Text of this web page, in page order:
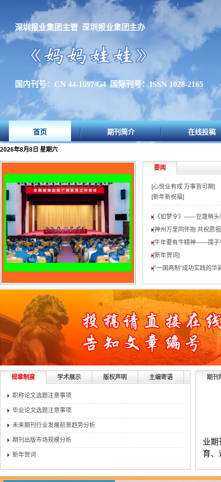
深圳报业集团主管 深圳报业集团主办
国内刊号：CN 44-1697/G4 国际刊号：ISSN 1028-2165
首页 期刊简介 在线投稿
2026年8月8日 星期六
要闻
[心悦业有成 万事皆可期]
[新年新祝福]
[《如梦令》——豆蔻梢头
[神州万里同怀抱 共祝愿
[牛年要有牛精神——孺子
[新年贺词]
[“一国两制”成功实践的华
规章制度 学术展示 版权声明 主编寄语
职称论文选题注意事项
毕业论文选题注意事项
未来期刊行业发展前景趋势分析
期刊出版市场规模分析
新年贺词
期刊
业期
育、